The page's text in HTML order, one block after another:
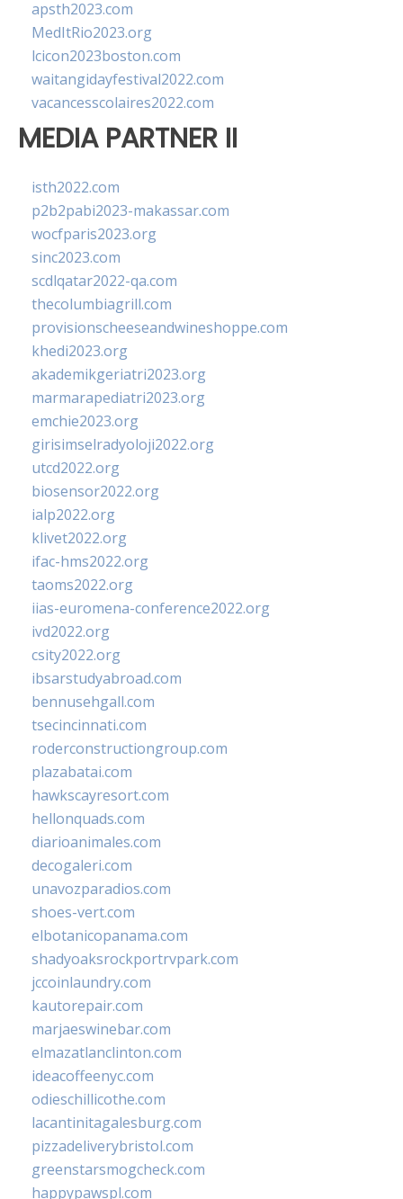
apsth2023.com
MedItRio2023.org
lcicon2023boston.com
waitangidayfestival2022.com
vacancesscolaires2022.com
MEDIA PARTNER II
isth2022.com
p2b2pabi2023-makassar.com
wocfparis2023.org
sinc2023.com
scdlqatar2022-qa.com
thecolumbiagrill.com
provisionscheeseandwineshoppe.com
khedi2023.org
akademikgeriatri2023.org
marmarapediatri2023.org
emchie2023.org
girisimselradyoloji2022.org
utcd2022.org
biosensor2022.org
ialp2022.org
klivet2022.org
ifac-hms2022.org
taoms2022.org
iias-euromena-conference2022.org
ivd2022.org
csity2022.org
ibsarstudyabroad.com
bennusehgall.com
tsecincinnati.com
roderconstructiongroup.com
plazabatai.com
hawkscayresort.com
hellonquads.com
diarioanimales.com
decogaleri.com
unavozparadios.com
shoes-vert.com
elbotanicopanama.com
shadyoaksrockportrvpark.com
jccoinlaundry.com
kautorepair.com
marjaeswinebar.com
elmazatlanclinton.com
ideacoffeenyc.com
odieschillicothe.com
lacantinitagalesburg.com
pizzadeliverybristol.com
greenstarsmogcheck.com
happypawspl.com